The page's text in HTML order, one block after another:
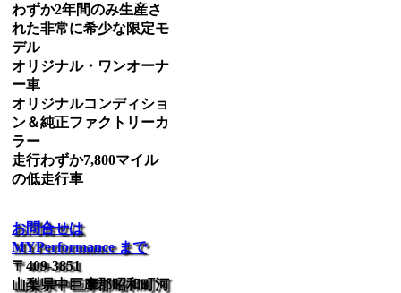
わずか2年間のみ生産さ
れた非常に希少な限定モ
デル
オリジナル・ワンオーナ
ー車
オリジナルコンディショ
ン＆純正ファクトリーカ
ラー
走行わずか7,800マイル
の低走行車
お問合せは
MYPerformance まで
〒409-3851
山梨県中巨摩郡昭和町河